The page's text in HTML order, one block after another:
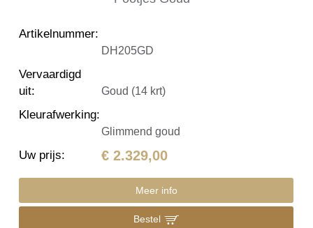
Artikelnummer:
DH205GD
Vervaardigd
uit: Goud (14 krt)
Kleurafwerking:
Glimmend goud
Uw prijs: € 2.329,00
Meer info
Bestel